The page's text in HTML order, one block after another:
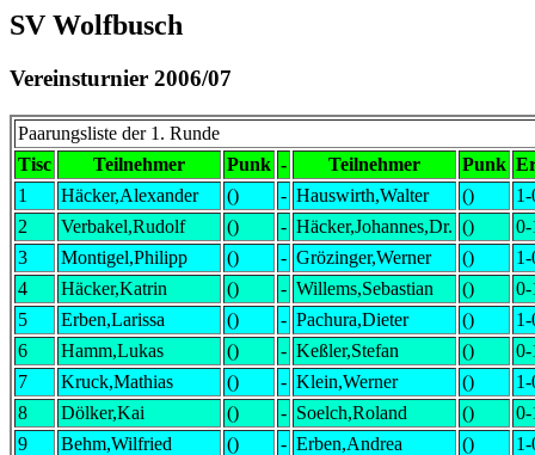
SV Wolfbusch
Vereinsturnier 2006/07
Paarungsliste der 1. Runde
Tisc
Teilnehmer Punk - Teilnehmer Punk
1
Häcker,Alexander () - Hauswirth,Walter ()
1-
2
Verbakel,Rudolf () - Häcker,Johannes,Dr. ()
0-
3
Montigel,Philipp () - Grözinger,Werner ()
1-
4
Häcker,Katrin () - Willems,Sebastian ()
0-
5
Erben,Larissa () - Pachura,Dieter ()
1-
6
Hamm,Lukas () - Keßler,Stefan ()
0-
7
Kruck,Mathias () - Klein,Werner ()
1-
8
Dölker,Kai () - Soelch,Roland ()
0-
9
Behm,Wilfried () - Erben,Andrea ()
1-